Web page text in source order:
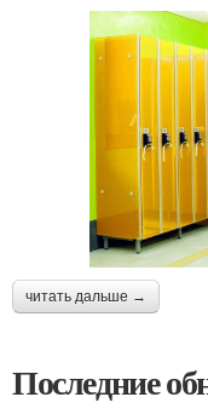
читать дальше →
Последние